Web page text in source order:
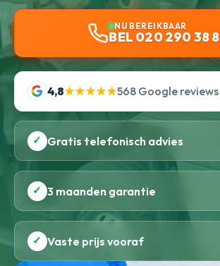
NU BEREIKBAAR
BEL 020 290 38
4,8★★★★★568 Google reviews
✓ Gratis telefonisch advies
✓ 3 maanden garantie
✓ Vaste prijs vooraf